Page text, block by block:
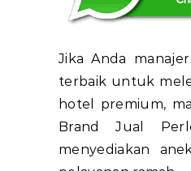
Jika Anda
terbaik untuk
hotel premium,
Brand Jual
menyediakan